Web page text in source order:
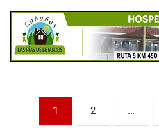
Paginación
1 2 …
KDO - F6
Ciudad de Trenque Lauquen (Asfalto)
Trenque Lauquen (Buenos Aires)
Villaguay (Entre Ríos)